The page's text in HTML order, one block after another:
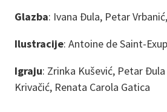
Glazba: Ivana Đula, Petar
Ilustracije: Antoine de Saint-
Igraju: Zrinka Kušević, Petar Đula
Krivačić, Renata Carola Gatica